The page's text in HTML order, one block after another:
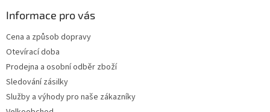
Informace pro vás
Cena a způsob dopravy
Otevírací doba
Prodejna a osobní odběr zboží
Sledování zásilky
Služby a výhody pro naše zákazníky